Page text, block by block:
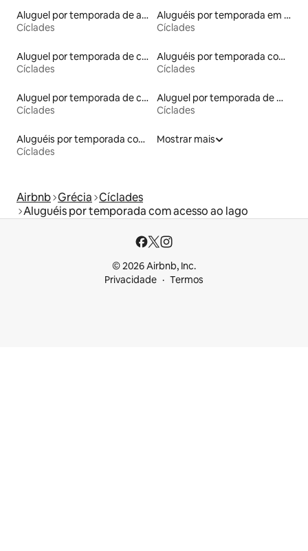
Aluguel por temporada de apart-hotéis
Cíclades
Aluguéis por temporada em hotéis-fazenda
Cíclades
Aluguel por temporada de casas na terra
Cíclades
Aluguéis por temporada com café da manhã
Cíclades
Aluguel por temporada de casas de hóspedes
Cíclades
Aluguel por temporada de moinhos
Cíclades
Aluguéis por temporada com suítes privativas
Cíclades
Mostrar mais
Airbnb Grécia Cíclades
Aluguéis por temporada com acesso ao lago
© 2026 Airbnb, Inc.
Privacidade
Termos